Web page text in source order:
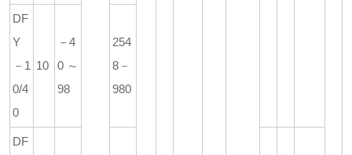
DF
Y
－1
0/4
0
10
－4
0～
98
254
8－
980
DF